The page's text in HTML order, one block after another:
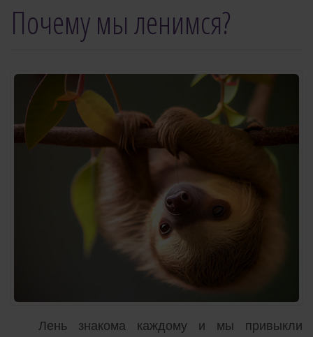
Почему мы ленимся?
Лень знакома каждому и мы привыкли